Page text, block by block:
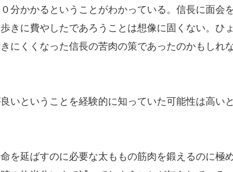
分かかるということがわかっている。信長に面会
きに費やしたであろうことは想像に固くない。ひょ
にくくなった信長の苦肉の策であったのかもしれ
いということを経験的に知っていた可能性は高いと
を延ばすのに必要な太ももの筋肉を鍛えるのに極